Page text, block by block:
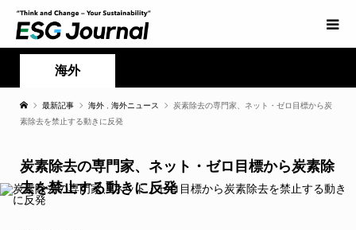
海外
最新記事 海外 海外ニュース
炭素除去の専門家、ネット・ゼロ目標から炭
素除去を禁止する動きに反発
炭素除去の専門家、ネット・ゼロ目標から炭素除
去を禁止する動きに反発